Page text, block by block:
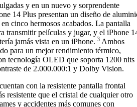
y en un nuevo y sorprendente
14 Plus presentan un diseño de
cinco hermosos acabados. La pantalla
transmitir películas y jugar, y el iPhone
jamás vista en un iPhone. 3 Ambos
para un mejor rendimiento térmico,
tecnología OLED que soporta 1200 nits
de 2.000.000:1 y Dolby Vision.
con la resistente pantalla frontal
resistente que el cristal de cualquier otro
y accidentes más comunes con